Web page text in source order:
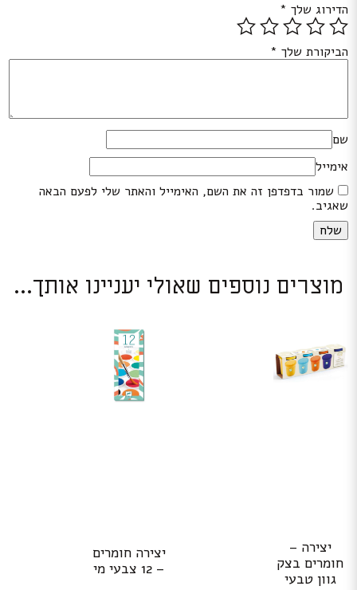
הדירוג שלך *
הביקורת שלך *
שם
אימייל
שמור בדפדפן זה את השם, האימייל והאתר שלי לפעם הבאה
שאגיב.
מוצרים נוספים שאולי יעניינו אותך...
יצירה –
חומרים בצק
גוון טבעי
יצירה חומרים
– 12 צבעי מי